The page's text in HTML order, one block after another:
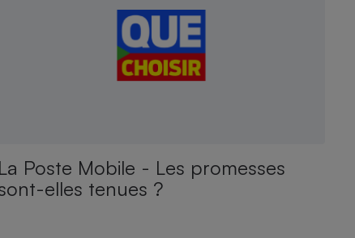
La Poste Mobile - Les promesses
elles tenues ?